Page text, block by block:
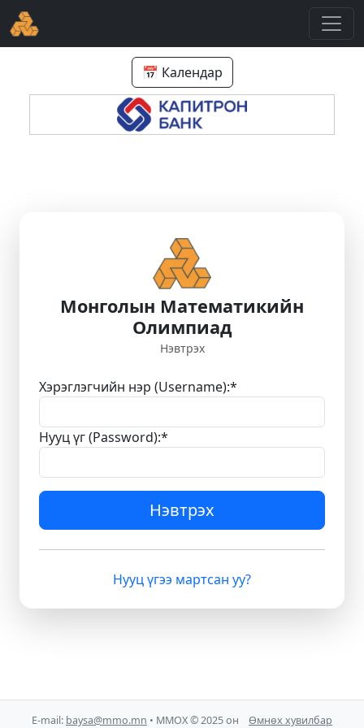
📅 Календар
Монголын Математикийн
Олимпиад
Нэвтрэх
Хэрэглэгчийн нэр (Username):*
Нууц үг (Password):*
Нэвтрэх
Нууц үгээ мартсан уу?
E-mail: baysa@mmo.mn • ММОХ © 2025 он Өмнөх хувилбар